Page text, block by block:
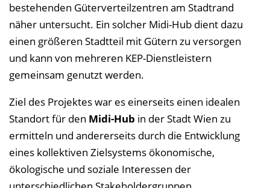
bestehenden Güterverteilzentren am Stadtrand
näher untersucht. Ein solcher Midi-Hub dient dazu
einen größeren Stadtteil mit Gütern zu versorgen
und kann von mehreren KEP-Dienstleistern
gemeinsam genutzt werden.
Ziel des Projektes war es einerseits einen idealen
Standort für den Midi-Hub in der Stadt Wien zu
ermitteln und andererseits durch die Entwicklung
eines kollektiven Zielsystems ökonomische,
ökologische und soziale Interessen der